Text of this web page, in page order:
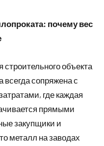
почему вес
строительного объекта
всегда сопряжена с
где каждая
прямыми
закупщики и
металл на заводах